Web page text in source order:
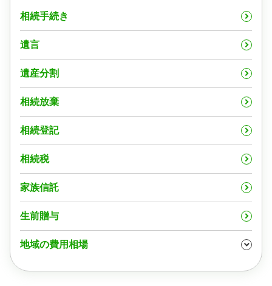
相続手続き
遺言
遺産分割
相続放棄
相続登記
相続税
家族信託
生前贈与
地域の費用相場